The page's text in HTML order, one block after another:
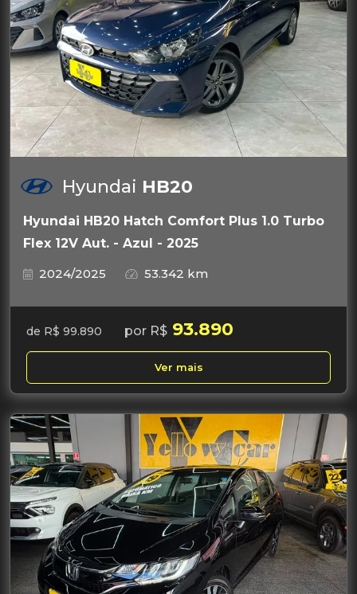
Hyundai HB20
Hyundai HB20 Hatch Comfort Plus 1.0 Turbo
Flex 12V Aut. - Azul - 2025
2024/2025
53.342 km
de R$ 99.890 por R$ 93.890
Ver mais